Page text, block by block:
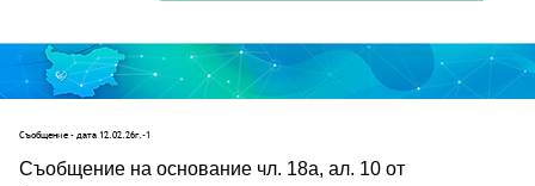
Съобщениe - дата 12.02.26г.-1
Съобщение на основание чл. 18а, ал. 10 от